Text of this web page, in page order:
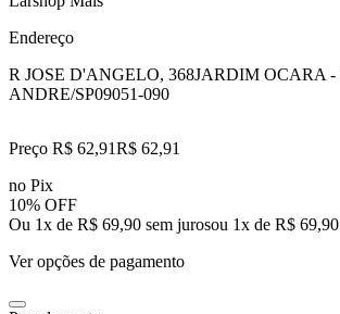
Endereço
R JOSE D'ANGELO, 368JARDIM OCARA -
ANDRE/SP09051-090
Preço R$ 62,91R$ 62,91
no Pix
10% OFF
Ou 1x de R$ 69,90 sem jurosou 1x de R$ 69,90
Ver opções de pagamento